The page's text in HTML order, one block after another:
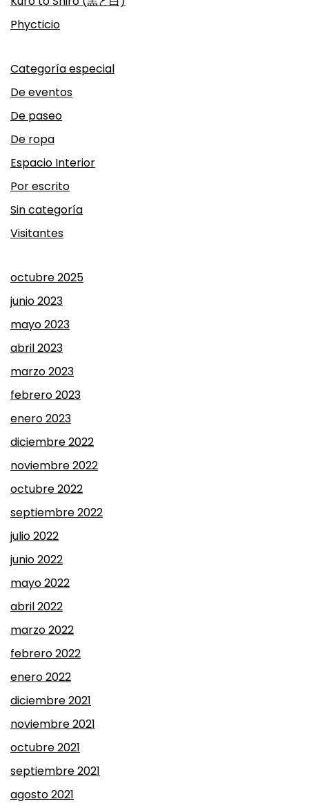
Phycticio
Categoría especial
De eventos
De paseo
De ropa
Espacio Interior
Por escrito
Sin categoría
Visitantes
octubre 2025
junio 2023
mayo 2023
abril 2023
marzo 2023
febrero 2023
enero 2023
diciembre 2022
noviembre 2022
octubre 2022
septiembre 2022
julio 2022
junio 2022
mayo 2022
abril 2022
marzo 2022
febrero 2022
enero 2022
diciembre 2021
noviembre 2021
octubre 2021
septiembre 2021
agosto 2021